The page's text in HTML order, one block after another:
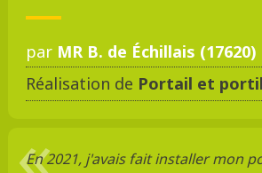
par MR B. de Échillais (17620)
Réalisation de Portail et
En 2021, j'avais fait installer mon